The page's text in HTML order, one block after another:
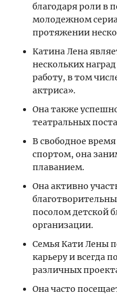
благодаря роли в
молодежном
протяжении
Катина Лена
нескольких
работу, в том
актриса».
Она также
театральных
В свободное
спортом, она
плаванием.
Она активно
посолом детской
организации.
Семья Кати Лены
карьеру и всегда
различных
Она часто